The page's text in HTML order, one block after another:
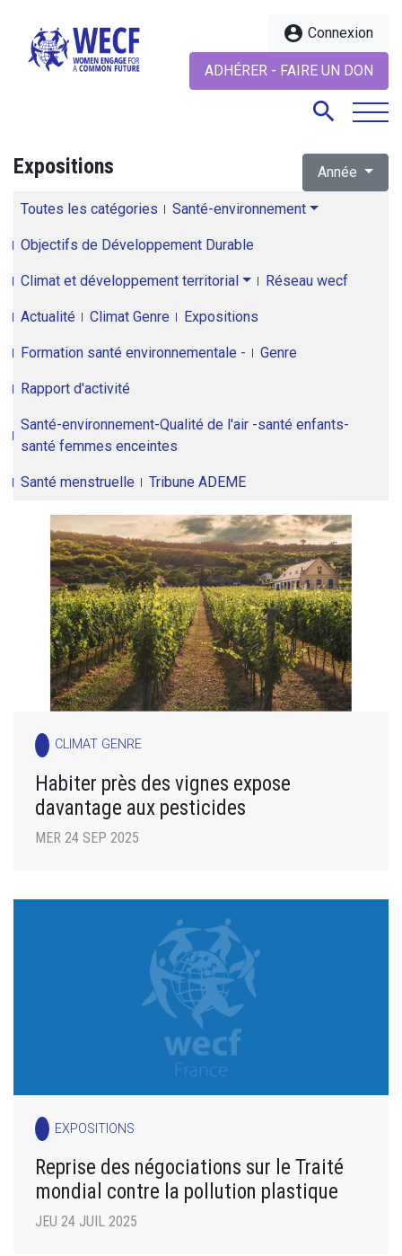
account_circle Connexion
ADHÉRER - FAIRE UN DON
search
Expositions Année
Toutes les catégories Santé-environnement
Objectifs de Développement Durable
Climat et développement territorial Réseau wecf
Actualité Climat Genre Expositions
Formation santé environnementale - Genre
Rapport d'activité
Santé-environnement-Qualité de l'air -santé enfants-
santé femmes enceintes
Santé menstruelle Tribune ADEME
CLIMAT GENRE
Habiter près des vignes expose
davantage aux pesticides
MER 24 SEP 2025
EXPOSITIONS
Reprise des négociations sur le Traité
mondial contre la pollution plastique
JEU 24 JUIL 2025